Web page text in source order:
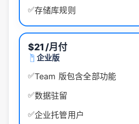
✅存储库规则
$21 /月付
企业版
✅Team 版包含全部功能
✅数据驻留
✅企业托管用户